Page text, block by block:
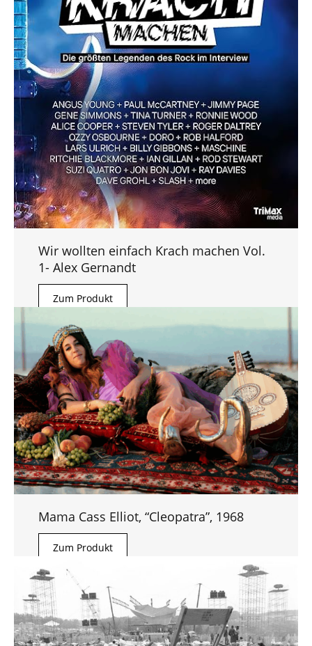
Wir wollten einfach Krach machen Vol.
1- Alex Gernandt
Zum Produkt
Mama Cass Elliot, “Cleopatra”, 1968
Zum Produkt